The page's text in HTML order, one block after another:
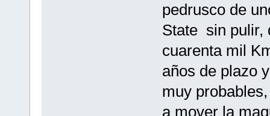
pedrusco de
State sin pulir,
cuarenta mil
años de plazo
muy
a mover la